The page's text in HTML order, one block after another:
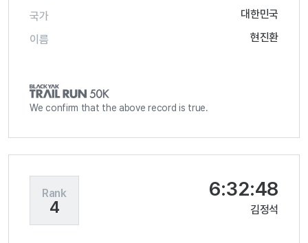
국가
대한민국
이름
현진환
We confirm that the above record is true.
Rank
4
6:32:48
김정석